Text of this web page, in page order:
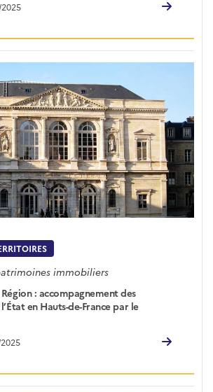
immobiliers
: accompagnement des
en Hauts-de-France par le